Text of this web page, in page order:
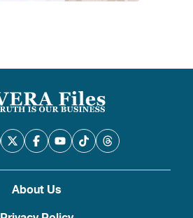
About Us